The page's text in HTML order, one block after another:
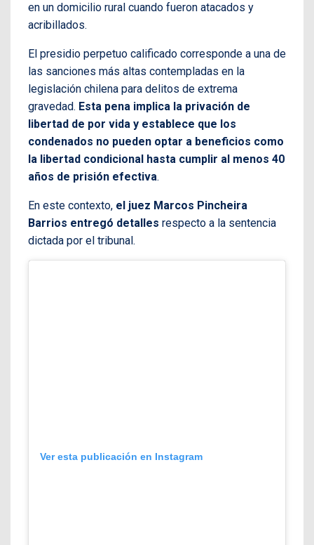
en un domicilio rural cuando fueron atacados y
acribillados.
El presidio perpetuo calificado corresponde a una de
las sanciones más altas contempladas en la
legislación chilena para delitos de extrema
gravedad. Esta pena implica la privación de
libertad de por vida y establece que los
condenados no pueden optar a beneficios como
la libertad condicional hasta cumplir al menos 40
años de prisión efectiva.
En este contexto, el juez Marcos Pincheira
Barrios entregó detalles respecto a la sentencia
dictada por el tribunal.
Ver esta publicación en Instagram